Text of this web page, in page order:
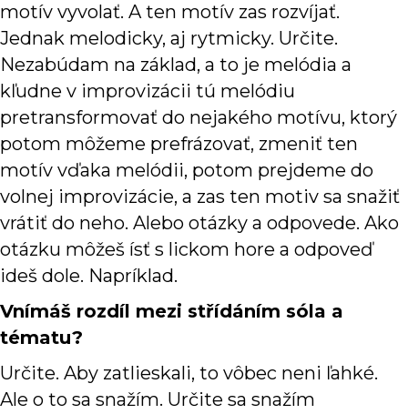
motív vyvolať. A ten motív zas rozvíjať.
Jednak melodicky, aj rytmicky. Určite.
Nezabúdam na základ, a to je melódia a
kľudne v improvizácii tú melódiu
pretransformovať do nejakého motívu, ktorý
potom môžeme prefrázovať, zmeniť ten
motív vďaka melódii, potom prejdeme do
volnej improvizácie, a zas ten motiv sa snažiť
vrátiť do neho. Alebo otázky a odpovede. Ako
otázku môžeš ísť s lickom hore a odpoveď
ideš dole. Napríklad.
Vnímáš rozdíl mezi střídáním sóla a
tématu?
Určite. Aby zatlieskali, to vôbec neni ľahké.
Ale o to sa snažím. Určite sa snažím